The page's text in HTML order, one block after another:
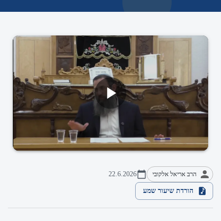
הרב אריאל אלקובי 22.6.2026
הורדת שיעור שמע